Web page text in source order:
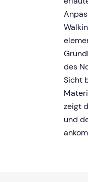
des
Sicht
zeigt
und